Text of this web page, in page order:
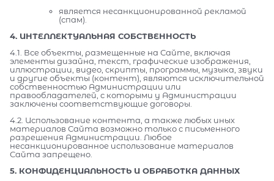
является несанкционированной рекламой
(спам).
4. ИНТЕЛЛЕКТУАЛЬНАЯ СОБСТВЕННОСТЬ
4.1. Все объекты, размещенные на Сайте, включая
элементы дизайна, текст, графические изображения,
иллюстрации, видео, скрипты, программы, музыка, звуки
и другие объекты (контент), являются исключительной
собственностью Администрации или
правообладателей, с которыми у Администрации
заключены соответствующие договоры.
4.2. Использование контента, а также любых иных
материалов Сайта возможно только с письменного
разрешения Администрации. Любое
несанкционированное использование материалов
Сайта запрещено.
5. КОНФИДЕНЦИАЛЬНОСТЬ И ОБРАБОТКА ДАННЫХ